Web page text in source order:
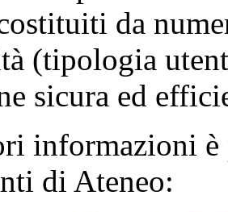
da
(tipologia
sicura ed
informazioni è
di Ateneo: